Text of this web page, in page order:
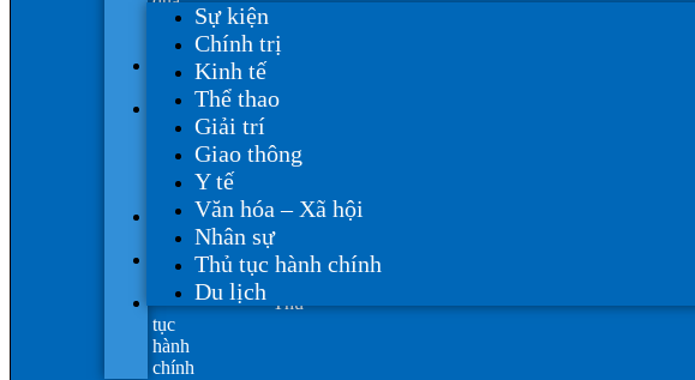
khen
thưởng
Văn
hóa
Y
Nhân
Thủ
tục
hành
chính
Sự kiện
Chính trị
Kinh tế
Thể thao
Giải trí
Giao thông
Y tế
Văn hóa – Xã hội
Nhân sự
Thủ tục hành chính
Du lịch